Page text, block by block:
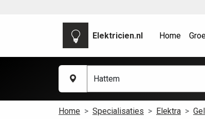
Elektricien.nl Home
Home Specialisaties Elektra